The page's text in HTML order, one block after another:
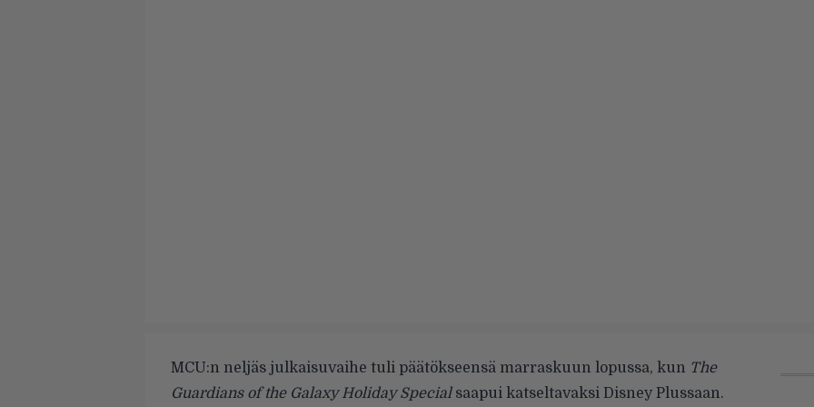
MCU:n neljäs julkaisuvaihe tuli päätökseensä marraskuun lopussa, kun The
Guardians of the Galaxy Holiday Specialsaapui katseltavaksi Disney Plussaan.